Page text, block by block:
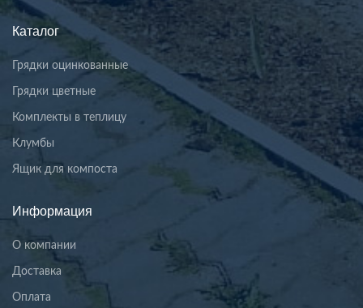
Каталог
Грядки оцинкованные
Грядки цветные
Комплекты в теплицу
Клумбы
Ящик для компоста
Информация
О компании
Доставка
Оплата